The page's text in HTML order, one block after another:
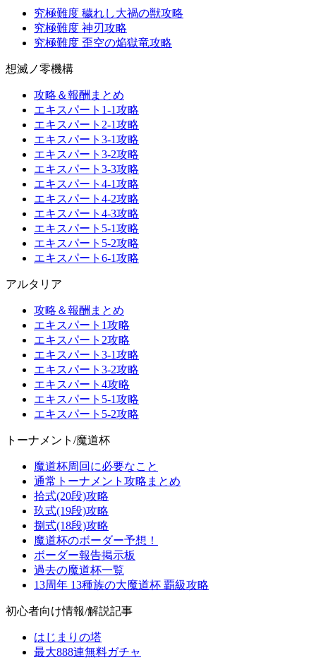
究極難度 穢れし大禍の獣攻略
究極難度 神刃攻略
究極難度 歪空の焔獄竜攻略
想滅ノ零機構
攻略＆報酬まとめ
エキスパート1-1攻略
エキスパート2-1攻略
エキスパート3-1攻略
エキスパート3-2攻略
エキスパート3-3攻略
エキスパート4-1攻略
エキスパート4-2攻略
エキスパート4-3攻略
エキスパート5-1攻略
エキスパート5-2攻略
エキスパート6-1攻略
アルタリア
攻略＆報酬まとめ
エキスパート1攻略
エキスパート2攻略
エキスパート3-1攻略
エキスパート3-2攻略
エキスパート4攻略
エキスパート5-1攻略
エキスパート5-2攻略
トーナメント/魔道杯
魔道杯周回に必要なこと
通常トーナメント攻略まとめ
拾式(20段)攻略
玖式(19段)攻略
捌式(18段)攻略
魔道杯のボーダー予想！
ボーダー報告掲示板
過去の魔道杯一覧
13周年 13種族の大魔道杯 覇級攻略
初心者向け情報/解説記事
はじまりの塔
最大888連無料ガチャ